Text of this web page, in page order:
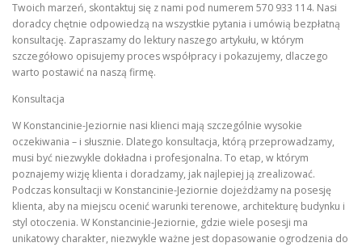
Twoich marzeń, skontaktuj się z nami pod numerem 570 933 114. Nasi
doradcy chętnie odpowiedzą na wszystkie pytania i umówią bezpłatną
konsultację. Zapraszamy do lektury naszego artykułu, w którym
szczegółowo opisujemy proces współpracy i pokazujemy, dlaczego
warto postawić na naszą firmę.
Konsultacja
W Konstancinie-Jeziornie nasi klienci mają szczególnie wysokie
oczekiwania – i słusznie. Dlatego konsultacja, którą przeprowadzamy,
musi być niezwykle dokładna i profesjonalna. To etap, w którym
poznajemy wizję klienta i doradzamy, jak najlepiej ją zrealizować.
Podczas konsultacji w Konstancinie-Jeziornie dojeżdżamy na posesję
klienta, aby na miejscu ocenić warunki terenowe, architekturę budynku i
styl otoczenia. W Konstancinie-Jeziornie, gdzie wiele posesji ma
unikatowy charakter, niezwykle ważne jest dopasowanie ogrodzenia do